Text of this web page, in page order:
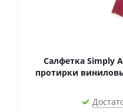
Салфетка Simply
протирки